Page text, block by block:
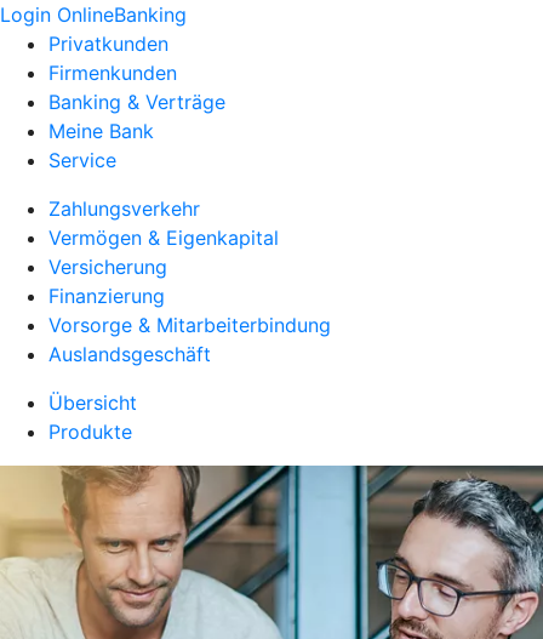
Login OnlineBanking
Privatkunden
Firmenkunden
Banking & Verträge
Meine Bank
Service
Zahlungsverkehr
Vermögen & Eigenkapital
Versicherung
Finanzierung
Vorsorge & Mitarbeiterbindung
Auslandsgeschäft
Übersicht
Produkte